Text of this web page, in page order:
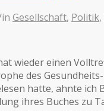
in Gesellschaft, Politik,
wieder einen
des
hatte, ahnte ich
ihres Buches zu